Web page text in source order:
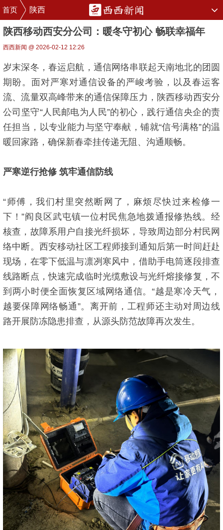
首页 陕西
陕西移动西安分公司：暖冬守初心 畅联幸福年
西西新闻 @ 2026-02-12 12:26
岁末深冬，春运启航，通信网络串联起天南地北的团圆
期盼。面对严寒对通信设备的严峻考验，以及春运客
流、流量双高峰带来的通信保障压力，陕西移动西安分
公司坚守“人民邮电为人民”的初心，践行通信央企的责
任担当，以专业能力与坚守奉献，铺就“信号满格”的温
暖回家路，确保新春牵挂传递无阻、沟通顺畅。
严寒逆行抢修 筑牢通信防线
“师傅，我们村里突然断网了，麻烦尽快过来检修一
下！”阎良区武屯镇一位村民焦急地拨通报修热线。经
核查，故障系用户自接光纤损坏，导致周边部分村民网
络中断。西安移动社区工程师接到通知后第一时间赶赴
现场，在零下低温与凛冽寒风中，借助手电筒逐段排查
线路断点，快速完成临时光缆敷设与光纤熔接修复，不
到两小时便全面恢复区域网络通信。“越是寒冷天气，
越要保障网络畅通”。离开前，工程师还主动对周边线
路开展防冻隐患排查，从源头防范故障再次发生。